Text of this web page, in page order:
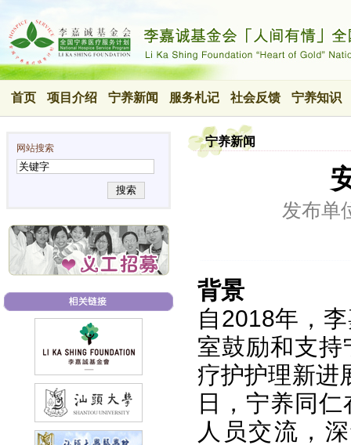
首页 项目介绍 宁养新闻 服务札记 社会反馈 宁养知识
网站搜索
搜索
宁养新闻
发布单
背景
自2018年，
室鼓励和支
疗护护理新进
日，宁养同
人员交流，